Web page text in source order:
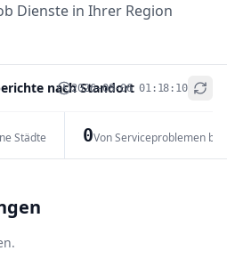
Dienste in Ihrer Region
nach Standort
2026-08-06 01:18:10
Städte 0Von Serviceproblemen
+